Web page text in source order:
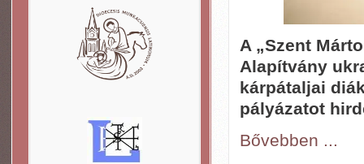
A „Szent
Alapítvány
kárpátaljai
pályázatot
Bővebben ...